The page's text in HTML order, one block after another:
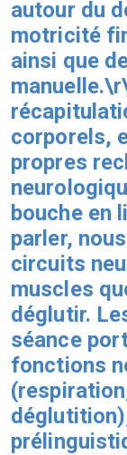
autour du
motricité
ainsi que
corporels,
propres
bouche en
parler,
circuits
muscles
déglutir.
séance
fonctions